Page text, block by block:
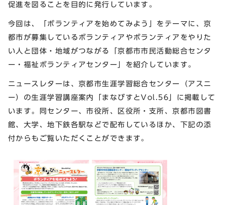
促進を図ることを目的に発行しています。
今回は、「ボランティアを始めてみよう」をテーマに、京
都市が募集しているボランティアやボランティアをやりた
い人と団体・地域がつながる「京都市市民活動総合センタ
ー・福祉ボランティアセンター」を紹介しています。
ニュースレターは、京都市生涯学習総合センター（アスニ
ー）の生涯学習講座案内「まなびすとVol.56」に掲載して
います。同センター、市役所、区役所・支所、京都市図書
館、大学、地下鉄各駅などで配布しているほか、下記の添
付からもご覧いただくことができます。